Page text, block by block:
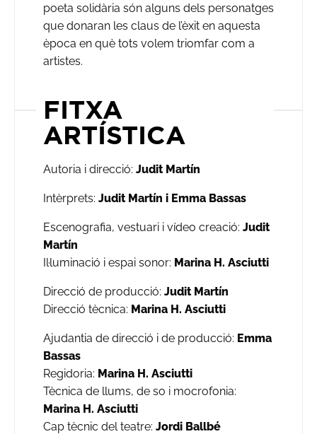
poeta solidària són alguns dels personatges
que donaran les claus de l’èxit en aquesta
època en què tots volem triomfar com a
artistes.
FITXA
ARTÍSTICA
Autoria i direcció: Judit Martín
Intèrprets: Judit Martín i Emma Bassas
Escenografia, vestuari i vídeo creació: Judit
Martín
Il·luminació i espai sonor: Marina H. Asciutti
Direcció de producció: Judit Martín
Direcció tècnica: Marina H. Asciutti
Ajudantia de direcció i de producció: Emma
Bassas
Regidoria: Marina H. Asciutti
Tècnica de llums, de so i mocrofonia:
Marina H. Asciutti
Cap tècnic del teatre: Jordi Ballbé